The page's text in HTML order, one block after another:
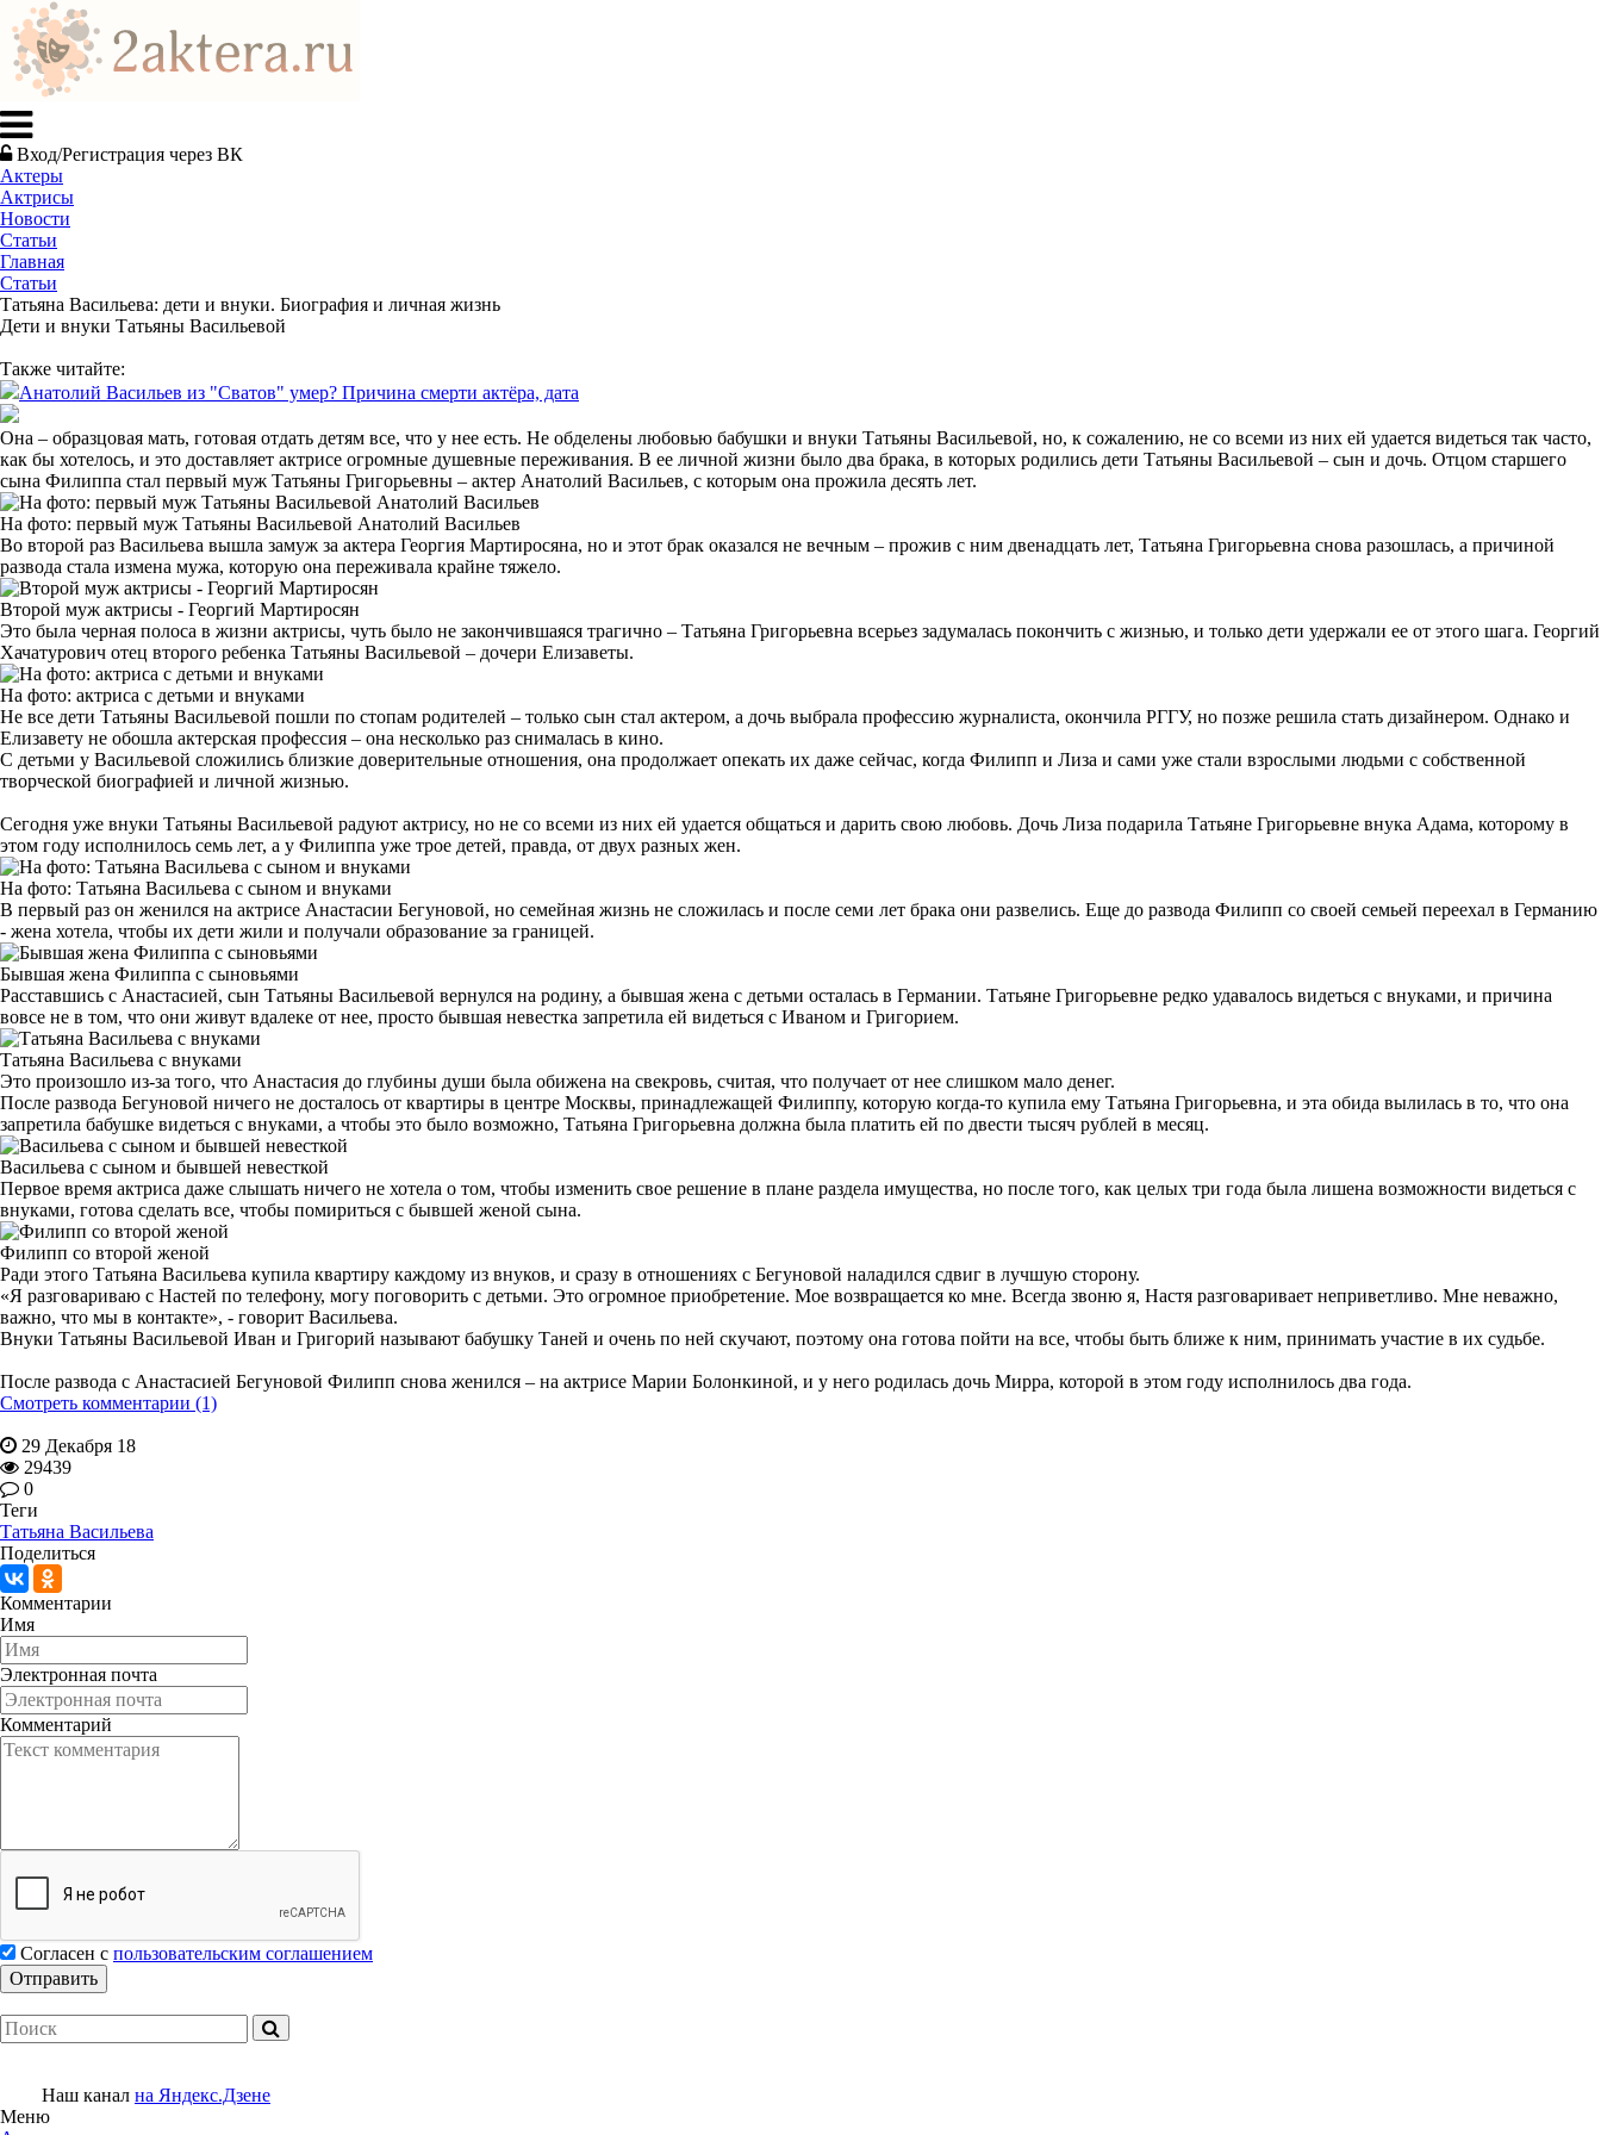
Вход/Регистрация через ВК
Актеры
Актрисы
Новости
Статьи
Главная
Статьи
Татьяна Васильева: дети и внуки. Биография и личная жизнь
Дети и внуки Татьяны Васильевой
Также читайте:
Анатолий Васильев из "Сватов" умер? Причина смерти актёра, дата
Она – образцовая мать, готовая отдать детям все, что у нее есть. Не обделены любовью бабушки и внуки Татьяны Васильевой, но, к сожалению, не со всеми из них ей удается видеться так часто,
как бы хотелось, и это доставляет актрисе огромные душевные переживания. В ее личной жизни было два брака, в которых родились дети Татьяны Васильевой – сын и дочь. Отцом старшего
сына Филиппа стал первый муж Татьяны Григорьевны – актер Анатолий Васильев, с которым она прожила десять лет.
На фото: первый муж Татьяны Васильевой Анатолий Васильев
Во второй раз Васильева вышла замуж за актера Георгия Мартиросяна, но и этот брак оказался не вечным – прожив с ним двенадцать лет, Татьяна Григорьевна снова разошлась, а причиной
развода стала измена мужа, которую она переживала крайне тяжело.
Второй муж актрисы - Георгий Мартиросян
Это была черная полоса в жизни актрисы, чуть было не закончившаяся трагично – Татьяна Григорьевна всерьез задумалась покончить с жизнью, и только дети удержали ее от этого шага. Георгий
Хачатурович отец второго ребенка Татьяны Васильевой – дочери Елизаветы.
На фото: актриса с детьми и внуками
Не все дети Татьяны Васильевой пошли по стопам родителей – только сын стал актером, а дочь выбрала профессию журналиста, окончила РГГУ, но позже решила стать дизайнером. Однако и
Елизавету не обошла актерская профессия – она несколько раз снималась в кино.
С детьми у Васильевой сложились близкие доверительные отношения, она продолжает опекать их даже сейчас, когда Филипп и Лиза и сами уже стали взрослыми людьми с собственной
творческой биографией и личной жизнью.
Сегодня уже внуки Татьяны Васильевой радуют актрису, но не со всеми из них ей удается общаться и дарить свою любовь. Дочь Лиза подарила Татьяне Григорьевне внука Адама, которому в
этом году исполнилось семь лет, а у Филиппа уже трое детей, правда, от двух разных жен.
На фото: Татьяна Васильева с сыном и внуками
В первый раз он женился на актрисе Анастасии Бегуновой, но семейная жизнь не сложилась и после семи лет брака они развелись. Еще до развода Филипп со своей семьей переехал в Германию
- жена хотела, чтобы их дети жили и получали образование за границей.
Бывшая жена Филиппа с сыновьями
Расставшись с Анастасией, сын Татьяны Васильевой вернулся на родину, а бывшая жена с детьми осталась в Германии. Татьяне Григорьевне редко удавалось видеться с внуками, и причина
вовсе не в том, что они живут вдалеке от нее, просто бывшая невестка запретила ей видеться с Иваном и Григорием.
Татьяна Васильева с внуками
Это произошло из-за того, что Анастасия до глубины души была обижена на свекровь, считая, что получает от нее слишком мало денег.
После развода Бегуновой ничего не досталось от квартиры в центре Москвы, принадлежащей Филиппу, которую когда-то купила ему Татьяна Григорьевна, и эта обида вылилась в то, что она
запретила бабушке видеться с внуками, а чтобы это было возможно, Татьяна Григорьевна должна была платить ей по двести тысяч рублей в месяц.
Васильева с сыном и бывшей невесткой
Первое время актриса даже слышать ничего не хотела о том, чтобы изменить свое решение в плане раздела имущества, но после того, как целых три года была лишена возможности видеться с
внуками, готова сделать все, чтобы помириться с бывшей женой сына.
Филипп со второй женой
Ради этого Татьяна Васильева купила квартиру каждому из внуков, и сразу в отношениях с Бегуновой наладился сдвиг в лучшую сторону.
«Я разговариваю с Настей по телефону, могу поговорить с детьми. Это огромное приобретение. Мое возвращается ко мне. Всегда звоню я, Настя разговаривает неприветливо. Мне неважно,
важно, что мы в контакте», - говорит Васильева.
Внуки Татьяны Васильевой Иван и Григорий называют бабушку Таней и очень по ней скучают, поэтому она готова пойти на все, чтобы быть ближе к ним, принимать участие в их судьбе.
После развода с Анастасией Бегуновой Филипп снова женился – на актрисе Марии Болонкиной, и у него родилась дочь Мирра, которой в этом году исполнилось два года.
Смотреть комментарии (1)
29 Декабря 18
29439
0
Теги
Татьяна Васильева
Поделиться
Комментарии
Имя
Электронная почта
Комментарий
Согласен с пользовательским соглашением
Наш канал на Яндекс.Дзене
Меню